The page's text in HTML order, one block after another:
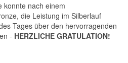
konnte nach einem
die Leistung im Silberlauf
Tages über den hervorragenden
- HERZLICHE GRATULATION!